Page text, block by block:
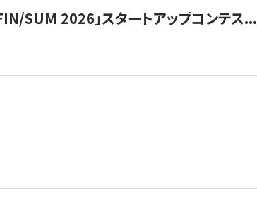
SUM 2026」スタートアップコンテス...